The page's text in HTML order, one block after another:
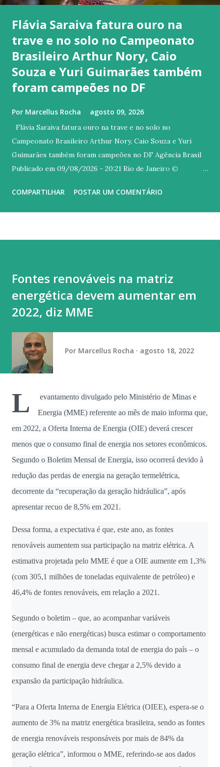
Flávia Saraiva fatura ouro na
trave e no solo no Campeonato
Brasileiro Arthur Nory, Caio
Souza e Yuri Guimarães também
foram campeões no DF
Por Marcellus Rocha agosto 09, 2026
Flávia Saraiva fatura ouro na trave e no solo no
Campeonato Brasileiro Arthur Nory, Caio Souza e Yuri
Guimarães também foram campeões no DF Agência Brasil
Publicado em 09/08/2026 - 20:21 Rio de Janeiro ©
carioca Flávia Saraiva arrebatou o público do Ginásio Nilson
de autoria Antônio Barros, mais conhecida na interpretada
por Ney Matogrosso. Quem também brilhou hoje no topo
do pódio foi Arthur Nory (barra fixa), Caio Souza (barras
paralelas) e Yuri Guimarães (salto). Flavinha começou o
domingo (9) com exibição de alto nível de dificuldade na
trave. Cravou a nota mais alta (13.866) que lhe valeu o
primeiro ouro do dia. A prata ficou com Gabri...
COMPARTILHAR POSTAR UM COMENTÁRIO
Fontes renováveis na matriz
energética devem aumentar em
2022, diz MME
Por Marcellus Rocha agosto 18, 2022
L
evantamento divulgado pelo Ministério de Minas e
Energia (MME) referente ao mês de maio informa que,
em 2022, a Oferta Interna de Energia (OIE) deverá crescer
menos que o consumo final de energia nos setores econômicos.
Segundo o Boletim Mensal de Energia, isso ocorrerá devido à
redução das perdas de energia na geração termelétrica,
decorrente da “recuperação da geração hidráulica”, após
apresentar recuo de 8,5% em 2021.
Dessa forma, a expectativa é que, este ano, as fontes
renováveis aumentem sua participação na matriz elétrica. A
estimativa projetada pelo MME é que a OIE aumente em 1,3%
(com 305,1 milhões de toneladas equivalente de petróleo) e
46,4% de fontes renováveis, em relação a 2021.
Segundo o boletim – que, ao acompanhar variáveis
(energéticas e não energéticas) busca estimar o comportamento
mensal e acumulado da demanda total de energia do país – o
consumo final de energia deve chegar a 2,5% devido a
expansão da participação hidráulica.
“Para a Oferta Interna de Energia Elétrica (OIEE), espera-se o
aumento de 3% na matriz energética brasileira, sendo as fontes
de energia renováveis responsáveis por mais de 84% da
geração elétrica”, informou o MME, referindo-se aos dados